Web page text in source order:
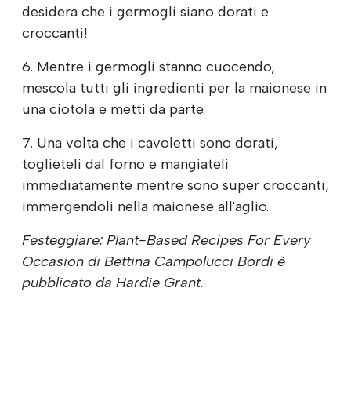
desidera che i germogli siano dorati e
croccanti!
6. Mentre i germogli stanno cuocendo,
mescola tutti gli ingredienti per la maionese in
una ciotola e metti da parte.
7. Una volta che i cavoletti sono dorati,
toglieteli dal forno e mangiateli
immediatamente mentre sono super croccanti,
immergendoli nella maionese all'aglio.
Festeggiare: Plant-Based Recipes For Every
Occasion di Bettina Campolucci Bordi è
pubblicato da Hardie Grant.